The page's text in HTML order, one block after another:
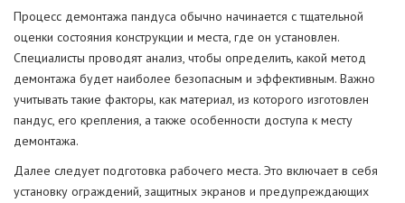
Процесс демонтажа пандуса обычно начинается с тщательной
оценки состояния конструкции и места, где он установлен.
Специалисты проводят анализ, чтобы определить, какой метод
демонтажа будет наиболее безопасным и эффективным. Важно
учитывать такие факторы, как материал, из которого изготовлен
пандус, его крепления, а также особенности доступа к месту
демонтажа.
Далее следует подготовка рабочего места. Это включает в себя
установку ограждений, защитных экранов и предупреждающих